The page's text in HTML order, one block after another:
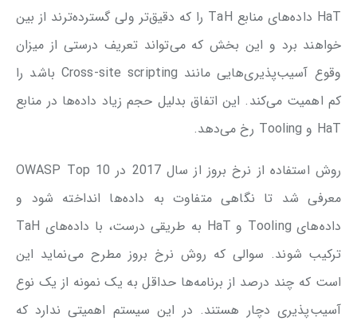
HaT داده‌های منابع TaH را که دقیق‌تر ولی گسترده‌ترند از بین
خواهند برد و این بخش که می‌تواند تعریف درستی از میزان
وقوع آسیب‌پذیری‌هایی مانند Cross-site scripting باشد را
کم اهمیت می‌کند. این اتفاق بدلیل حجم زیاد داده‌ها در منابع
HaT و Tooling رخ می‌دهد.
روش استفاده از نرخ بروز از سال 2017 در OWASP Top 10
معرفی شد تا نگاهی متفاوت به داده‌ها انداخته شود و
داده‌های Tooling و HaT به طریقی درست، با داده‌های TaH
ترکیب شوند. سوالی که روش نرخ بروز مطرح می‌نماید این
است که چند درصد از برنامه‌ها حداقل به یک نمونه از یک نوع
آسیب‌پذیری دچار هستند. در این سیستم اهمیتی ندارد که